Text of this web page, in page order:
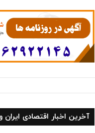
آخرین اخبار اقتصادی ایران